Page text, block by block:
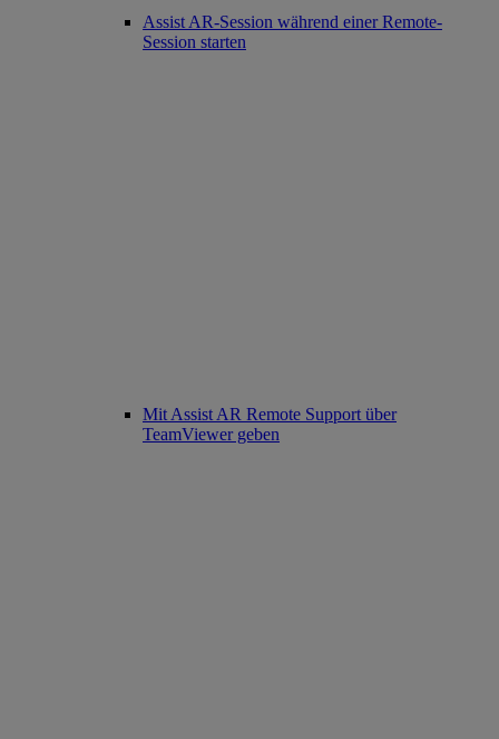
Assist AR-Session während einer Remote-
Session starten
Mit Assist AR Remote Support über
TeamViewer geben